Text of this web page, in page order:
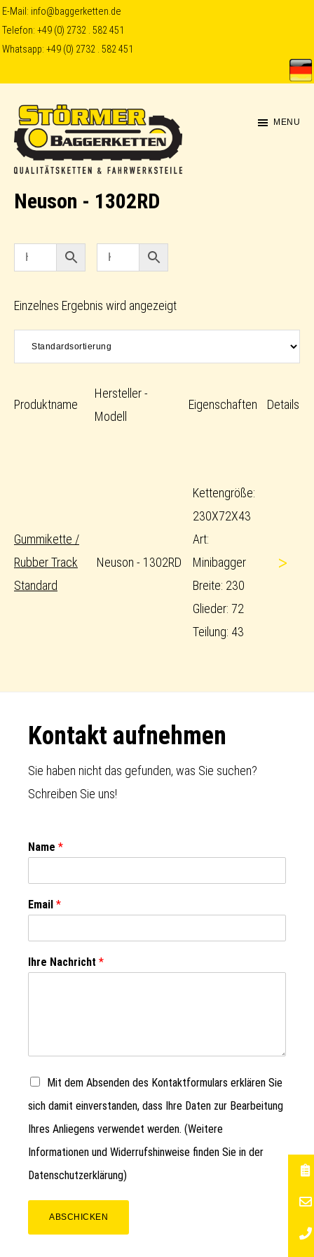
Skip
to
content
Skip
to
E-Mail: info@baggerketten.de
Telefon:+49 (0) 2732 . 582 451
Whatsapp:+49 (0) 2732 . 582 451
Baggerketten
MENU
Neuson - 1302RD
Einzelnes Ergebnis wird angezeigt
Produktname
Hersteller -
Modell
Eigenschaften Details
Gummikette /
Rubber Track
Standard
Neuson - 1302RD
Kettengröße:
230X72X43
Art:
Minibagger
Breite: 230
Glieder: 72
Teilung: 43
>
Footer
Kontakt aufnehmen
Sie haben nicht das gefunden, was Sie suchen?
Schreiben Sie uns!
Name *
Email *
Ihre Nachricht *
Mit dem Absenden des Kontaktformulars erklären Sie
sich damit einverstanden, dass Ihre Daten zur Bearbeitung
Ihres Anliegens verwendet werden. (Weitere
Informationen und Widerrufshinweise finden Sie in der
Datenschutzerklärung)
ABSCHICKEN